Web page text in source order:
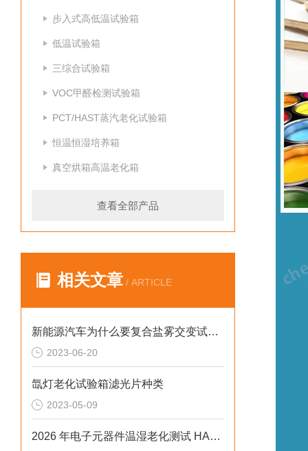
步入式高低温试验箱
低温试验箱
三综合试验箱
VOC甲醛检测试验箱
PCT/HAST蒸汽老化试验箱
恒温恒湿培养箱
真空烘箱高温老化箱
查看全部产品
相关文章 / ARTICLE
新能源汽车为什么要复合盐雾交变试验机
2023-06-20
氙灯老化试验箱滤光片种类
2023-05-09
2026 年电子元器件温湿老化测试 HAST 非饱和高压加速老化试验箱排行榜